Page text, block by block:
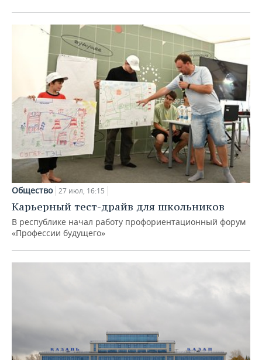
Общество 27 июл, 16:15
Карьерный тест-драйв для школьников
В республике начал работу профориентационный форум
«Профессии будущего»